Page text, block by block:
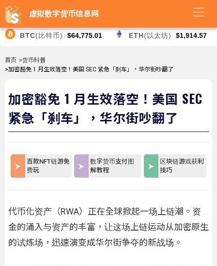
虚拟数字货币信息网
BTC(比特币) $64,775.01 ETH(以太坊) $1,914.57
首页 >货币科普
>加密豁免 1 月生效落空！美国 SEC 紧急「刹车」，华尔街吵翻了
加密豁免 1 月生效落空！美国 SEC
紧急「刹车」，华尔街吵翻了
百款NFT链游免
费玩
数字货币支付图
解教程
区块链游戏获利
技巧
代币化资产（RWA）正在全球掀起一场上链潮。资
金的涌入与资产的丰富，让这场上链运动从加密原生
的试炼场，迅速演变成华尔街争夺的新战场。